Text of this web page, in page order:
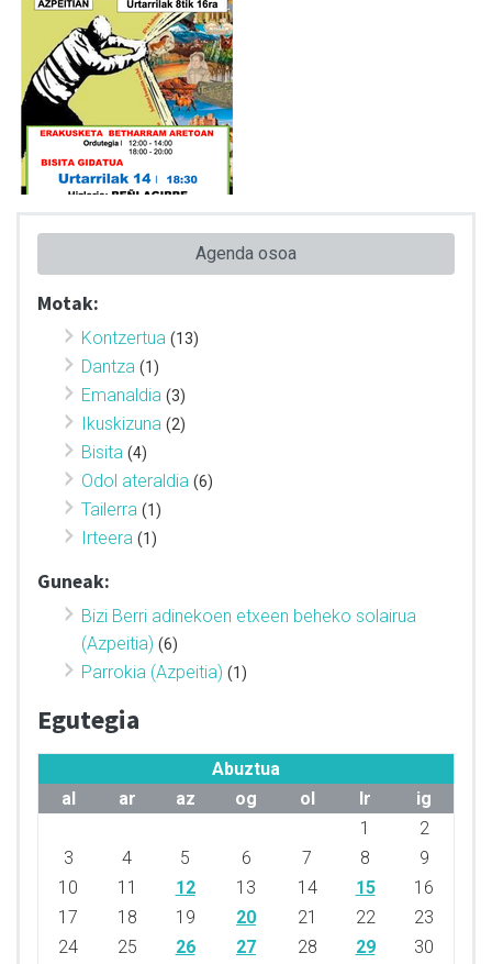
Agenda osoa
Motak:
Kontzertua (13)
Dantza (1)
Emanaldia (3)
Ikuskizuna (2)
Bisita (4)
Odol ateraldia (6)
Tailerra (1)
Irteera (1)
Guneak:
Bizi Berri adinekoen etxeen beheko solairua
(Azpeitia) (6)
Parrokia (Azpeitia) (1)
Egutegia
Abuztua
al
ar az og ol lr
ig
1
2
3
4 5 6 7 8
9
10
11 12 13 14 15
16
17
18 19 20 21 22
23
24
25 26 27 28 29
30